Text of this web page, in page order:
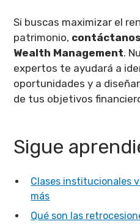
Si buscas maximizar el
patrimonio,
Wealth Management.
expertos te ayudará a
oportunidades y a
de tus objetivos
Sigue
Clases institucionales
más
Qué son las